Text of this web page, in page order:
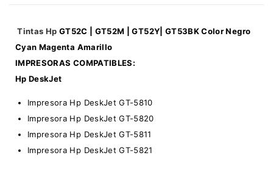
Tintas Hp GT52C | GT52M | GT52Y| GT53BK Color Negro
Cyan Magenta Amarillo
IMPRESORAS COMPATIBLES:
Hp DeskJet
Impresora Hp DeskJet GT-5810
Impresora Hp DeskJet GT-5820
Impresora Hp DeskJet GT-5811
Impresora Hp DeskJet GT-5821